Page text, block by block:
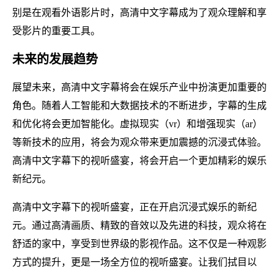
别是在观看外语影片时，高清中文字幕成为了观众理解和享
受影片的重要工具。
未来的发展趋势
展望未来，高清中文字幕将会在娱乐产业中扮演更加重要的
角色。随着人工智能和大数据技术的不断进步，字幕的生成
和优化将会更加智能化。虚拟现实（vr）和增强现实（ar）
等新技术的应用，将会为观众带来更加震撼的沉浸式体验。
高清中文字幕下的视听盛宴，将会开启一个更加精彩的娱乐
新纪元。
高清中文字幕下的视听盛宴，正在开启沉浸式娱乐的新纪
元。通过高清画质、精致的音效以及先进的科技，观众将在
舒适的家中，享受到世界级的影视作品。这不仅是一种观影
方式的提升，更是一场全方位的视听盛宴。让我们拭目以